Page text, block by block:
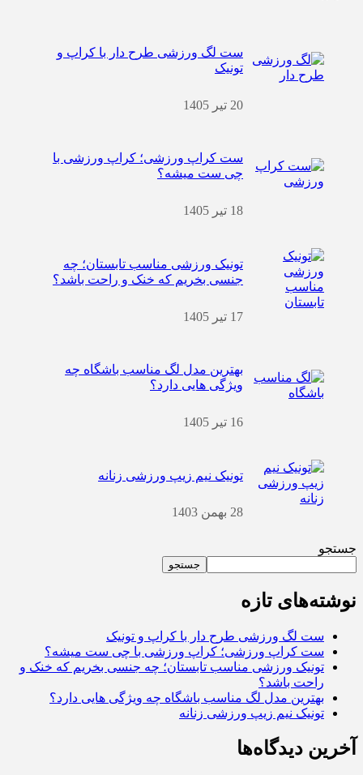
ست لگ ورزشی طرح دار با کراپ و
تونیک
20 تیر 1405
ست کراپ ورزشی؛ کراپ ورزشی با
چی ست میشه؟
18 تیر 1405
تونیک ورزشی مناسب تابستان؛ چه
جنسی بخریم که خنک و راحت باشد؟
17 تیر 1405
بهترین مدل لگ مناسب باشگاه چه
ویژگی هایی دارد؟
16 تیر 1405
تونیک نیم زیپ ورزشی زنانه
28 بهمن 1403
جستجو
جستجو
نوشته‌های تازه
ست لگ ورزشی طرح دار با کراپ و تونیک
ست کراپ ورزشی؛ کراپ ورزشی با چی ست میشه؟
تونیک ورزشی مناسب تابستان؛ چه جنسی بخریم که خنک و
راحت باشد؟
بهترین مدل لگ مناسب باشگاه چه ویژگی هایی دارد؟
تونیک نیم زیپ ورزشی زنانه
آخرین دیدگاه‌ها